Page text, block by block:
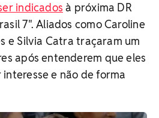
indicados à próxima DR
7". Aliados como Caroline
e Silvia Catra traçaram um
após entenderem que eles
e não de forma